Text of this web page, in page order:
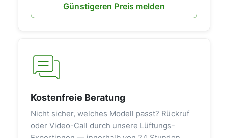
Günstigeren Preis melden
Kostenfreie Beratung
Nicht sicher, welches Modell passt? Rückruf
oder Video-Call durch unsere Lüftungs-